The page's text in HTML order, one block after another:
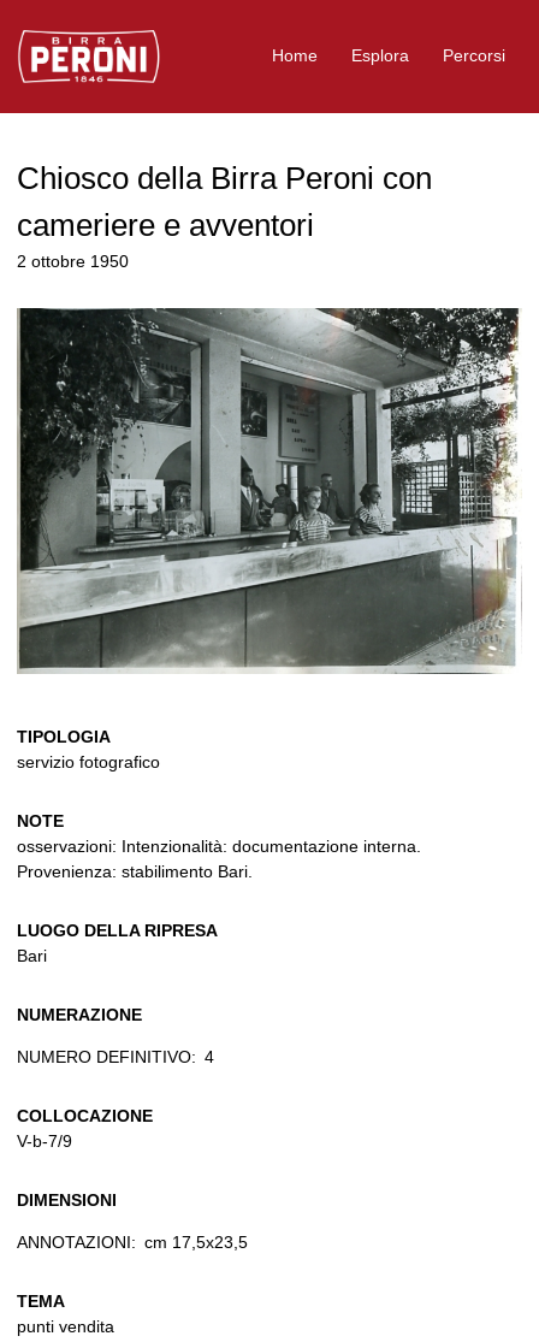
Logo Birra Peroni
Home Esplora Percorsi
Chiosco della Birra Peroni con
cameriere e avventori
2 ottobre 1950
TIPOLOGIA
servizio fotografico
NOTE
osservazioni: Intenzionalità: documentazione interna.
Provenienza: stabilimento Bari.
LUOGO DELLA RIPRESA
Bari
NUMERAZIONE
NUMERO DEFINITIVO: 4
COLLOCAZIONE
V-b-7/9
DIMENSIONI
ANNOTAZIONI: cm 17,5x23,5
TEMA
punti vendita